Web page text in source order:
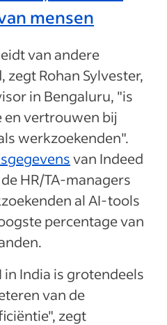
mensen
van andere
zegt Rohan Sylvester,
in Bengaluru, "is
en vertrouwen bij
werkzoekenden".
van Indeed
HR/TA-managers
al AI-tools
percentage van
in India is grotendeels
van de
zegt